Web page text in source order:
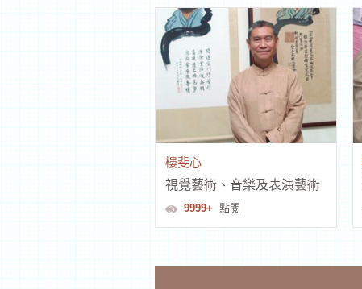
樓斐心
視覺藝術、音樂及表演藝術
9999+ 點閱